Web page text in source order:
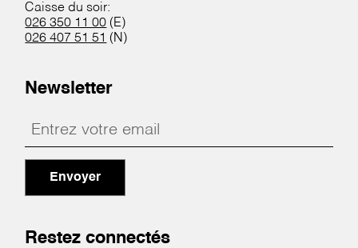
Caisse du soir:
026 350 11 00 (E)
026 407 51 51 (N)
Newsletter
Envoyer
Restez connectés